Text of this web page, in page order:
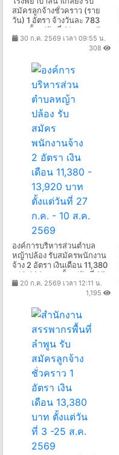
สมัครลูกจ้างชั่วคราว (ราย
วัน) 1 อัตรา จ้างวันละ 783
บาท ตั้งแต่วันที่ 31 ก.ค. - 7
ส.ค. 2569
30 ก.ค. 2569 เวลา 09:55 น.
308
องค์การบริหารส่วนตำบล
หญ้าปล้อง รับสมัครพนักงาน
จ้าง 2 อัตรา เงินเดือน 11,380
- 13,920 บาท ตั้งแต่วันที่ 27
ก.ค. - 10 ส.ค. 2569
20 ก.ค. 2569 เวลา 12:11 น.
1,195